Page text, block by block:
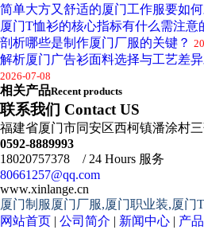
简单大方又舒适的厦门工作服要如
厦门T恤衫的核心指标有什么需注意
剖析哪些是制作厦门厂服的关键？
解析厦门广告衫面料选择与工艺差
2026-07-08
相关产品Recent products
联系我们 Contact US
福建省厦门市同安区西柯镇潘涂村
0592-8889993
18020757378 / 24 Hours 服务
80661257@qq.com
www.xinlange.cn
厦门制服厦门厂服,厦门职业装,厦门
网站首页 | 公司简介 | 新闻中心 | 产